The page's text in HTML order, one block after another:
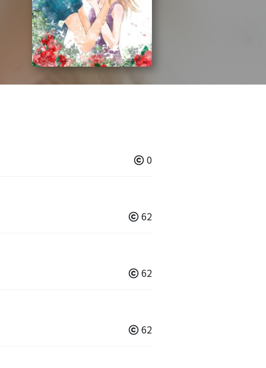
0
62
62
62